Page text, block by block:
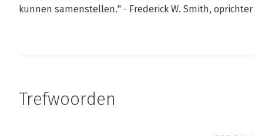
kunnen samenstellen." - Frederick W. Smith, oprichter
Trefwoorden